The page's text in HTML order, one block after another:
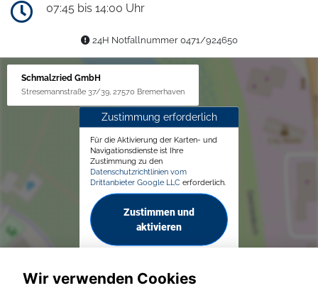
07:45 bis 14:00 Uhr
24H Notfallnummer 0471/924650
Schmalzried GmbH
Stresemannstraße 37/39, 27570 Bremerhaven
Zustimmung erforderlich
Für die Aktivierung der Karten- und
Navigationsdienste ist Ihre
Zustimmung zu den
Datenschutzrichtlinien vom
Drittanbieter Google LLC erforderlich.
Zustimmen und
aktivieren
Wir verwenden Cookies